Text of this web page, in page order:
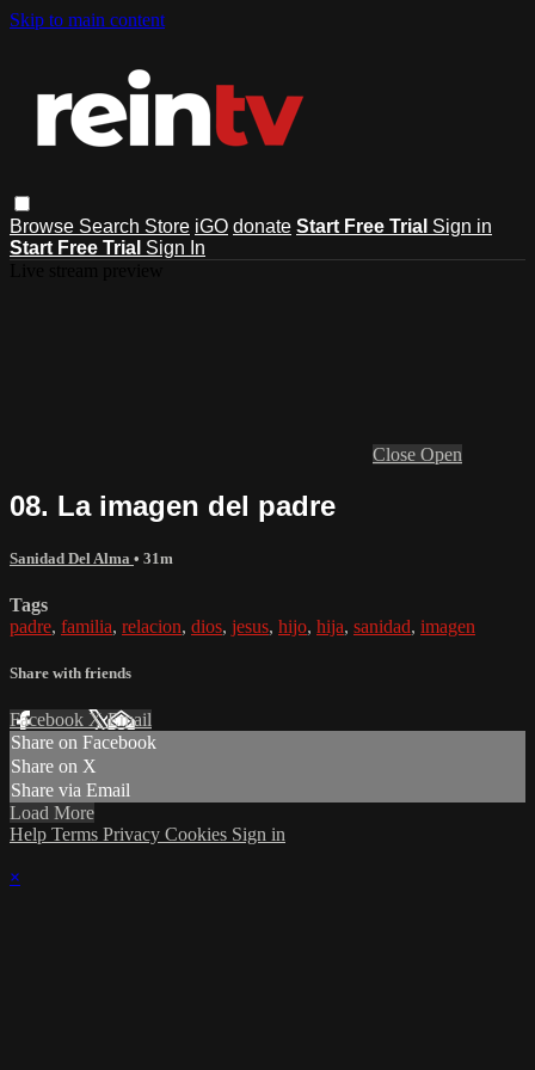
Skip to main content
Browse Search Store iGO donate Start Free Trial Sign in
Start Free Trial Sign In
Close Open
08. La imagen del padre
Sanidad Del Alma • 31m
Tags
padre, familia, relacion, dios, jesus, hijo, hija, sanidad, imagen
Share with friends
Facebook XEmail
Share on Facebook
Share on X
Share via Email
Load More
Help Terms Privacy Cookies Sign in
×